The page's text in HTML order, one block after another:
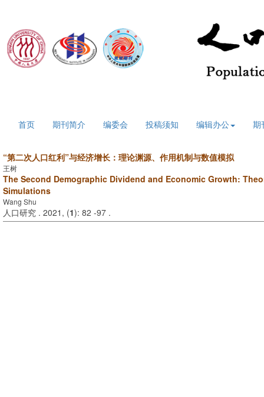
首页 期刊简介 编委会 投稿须知 编辑办公 期
“第二次人口红利”与经济增长：理论渊源、作用机制与数值模拟
王树
The Second Demographic Dividend and Economic Growth:
Simulations
Wang Shu
人口研究 . 2021, (1): 82 -97 .